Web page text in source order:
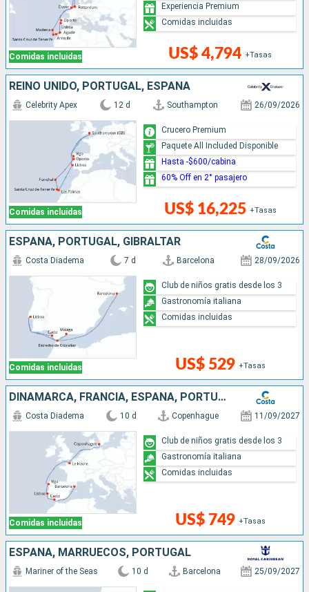
Comidas incluidas US$ 4,794 +Tasas
Experiencia Premium
Comidas incluidas
REINO UNIDO, PORTUGAL, ESPAÑA
Comidas incluidas
Celebrity Apex 12 d Southampton 26/09/2026
US$ 16,225 +Tasas
Crucero Premium
Paquete All Included Disponible
Hasta -$600/cabina
60% Off en 2° pasajero
ESPAÑA, PORTUGAL, GIBRALTAR
Comidas incluidas
Costa Diadema 7 d Barcelona 28/09/2026
US$ 529 +Tasas
Club de niños gratis desde los 3
Gastronomía italiana
Comidas incluidas
DINAMARCA, FRANCIA, ESPAÑA, PORTUGAL
Comidas incluidas
Costa Diadema 10 d Copenhague 11/09/2027
US$ 749 +Tasas
Club de niños gratis desde los 3
Gastronomía italiana
Comidas incluidas
ESPAÑA, MARRUECOS, PORTUGAL
Mariner of the Seas 10 d Barcelona 25/09/2027